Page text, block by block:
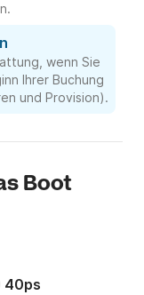
wenn Sie
Ihrer Buchung
und Provision).
Boot
40ps